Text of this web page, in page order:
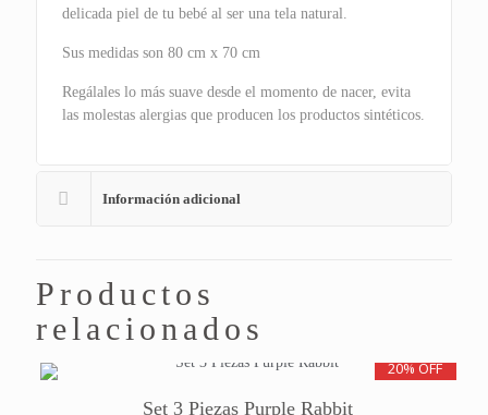
delicada piel de tu bebé al ser una tela natural.
Sus medidas son 80 cm x 70 cm
Regálales lo más suave desde el momento de nacer, evita
las molestas alergias que producen los productos sintéticos.
Información adicional
Productos
relacionados
20% OFF
Set 3 Piezas Purple Rabbit